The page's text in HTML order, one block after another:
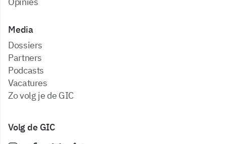
Media
dossiers
partners
podcasts
vacatures
zo volg je de GIC
Volg de GIC